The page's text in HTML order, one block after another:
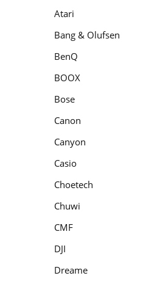
Atari
Bang & Olufsen
BenQ
BOOX
Bose
Canon
Canyon
Casio
Choetech
Chuwi
CMF
DJI
Dreame